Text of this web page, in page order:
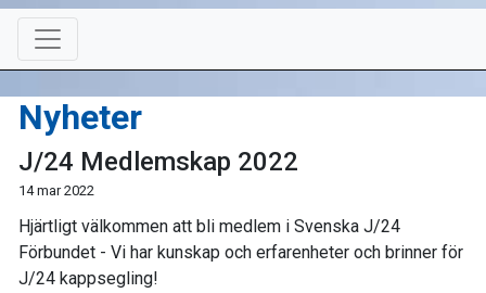
Nyheter
J/24 Medlemskap 2022
14 mar 2022
Hjärtligt välkommen att bli medlem i Svenska J/24
Förbundet - Vi har kunskap och erfarenheter och brinner för
J/24 kappsegling!